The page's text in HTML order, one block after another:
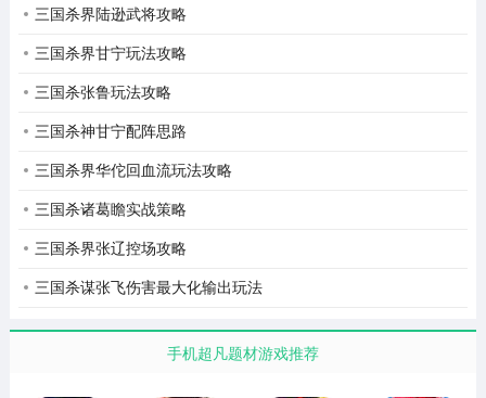
三国杀界陆逊武将攻略
三国杀界甘宁玩法攻略
三国杀张鲁玩法攻略
三国杀神甘宁配阵思路
三国杀界华佗回血流玩法攻略
三国杀诸葛瞻实战策略
三国杀界张辽控场攻略
三国杀谋张飞伤害最大化输出玩法
手机超凡题材游戏推荐